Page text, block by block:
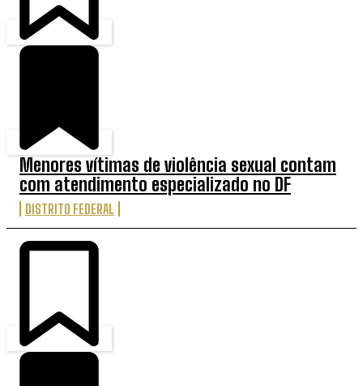
Menores vítimas de violência sexual contam
com atendimento especializado no DF
DISTRITO FEDERAL